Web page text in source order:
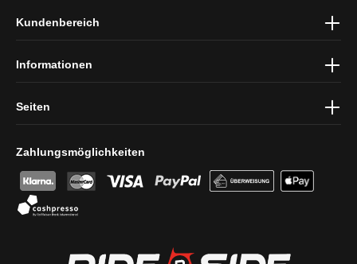
und dieAGBgelesen und bin mit ihnen einverstanden.
Zahlungsmöglichkeiten
Kundenbereich
Informationen
Seiten